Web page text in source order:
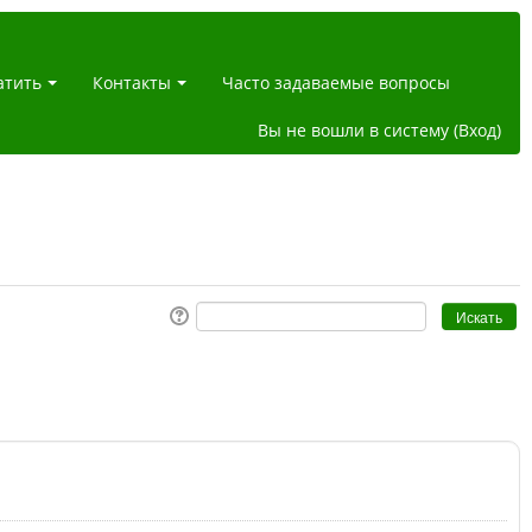
Контакты Часто задаваемые вопросы
Вы не вошли в систему (Вход)